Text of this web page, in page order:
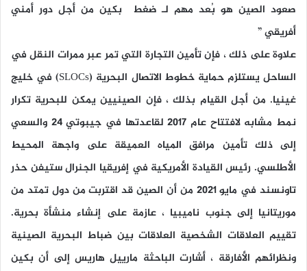
صعود الصين هو بُعد مهم لـ ضغط بكين من أجل دور أمني
أفريقي ”
علاوة على ذلك ، فإن تأمين التجارة التي تمر عبر ممرات النقل في
الساحل يستلزم حماية خطوط الاتصال البحرية (SLOCs) في خليج
غينيا. من أجل القيام بذلك ، فإن الصينيين يمكن للبحرية تكرار
نمط مشابه لافتتاح عام 2017 لقاعدتها في جيبوتي 24 والسعي
إلى ذلك تأمين مرافق المياه العميقة على واجهة المحيط
الأطلسي. رئيس القيادة الأمريكية في إفريقيا الجنرال ستيفن حذر
تاونسند في مايو 2021 من أن الصين قد اقتربت من دول تمتد من
موريتانيا إلى جنوب ناميبيا ، عازمة على إنشاء منشأة بحرية.
تقييم العلاقات الشخصية العلاقات بين ضباط البحرية الصينية
ونظرائهم الأفارقة ، أشارت الباحثة مارييل هاريس إلى أن بكين